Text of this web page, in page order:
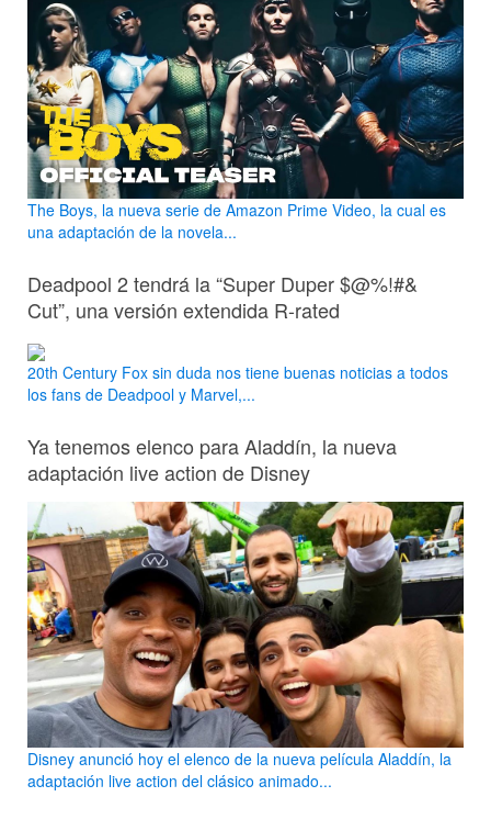
The Boys, la nueva serie de Amazon Prime Video, la cual es
una adaptación de la novela...
Deadpool 2 tendrá la “Super Duper $@%!#&
Cut”, una versión extendida R-rated
20th Century Fox sin duda nos tiene buenas noticias a todos
los fans de Deadpool y Marvel,...
Ya tenemos elenco para Aladdín, la nueva
adaptación live action de Disney
Disney anunció hoy el elenco de la nueva película Aladdín, la
adaptación live action del clásico animado...